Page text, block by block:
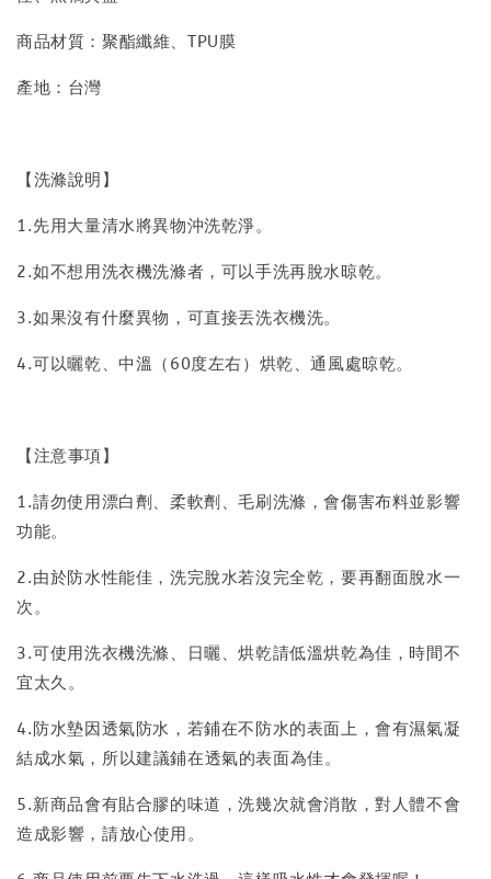
商品材質：聚酯纖維、TPU膜
產地：台灣
【洗滌說明】
1.先用大量清水將異物沖洗乾淨。
2.如不想用洗衣機洗滌者，可以手洗再脫水晾乾。
3.如果沒有什麼異物，可直接丟洗衣機洗。
4.可以曬乾、中溫（60度左右）烘乾、通風處晾乾。
【注意事項】
1.請勿使用漂白劑、柔軟劑、毛刷洗滌，會傷害布料並影響
功能。
2.由於防水性能佳，洗完脫水若沒完全乾，要再翻面脫水一
次。
3.可使用洗衣機洗滌、日曬、烘乾請低溫烘乾為佳，時間不
宜太久。
4.防水墊因透氣防水，若鋪在不防水的表面上，會有濕氣凝
結成水氣，所以建議鋪在透氣的表面為佳。
5.新商品會有貼合膠的味道，洗幾次就會消散，對人體不會
造成影響，請放心使用。